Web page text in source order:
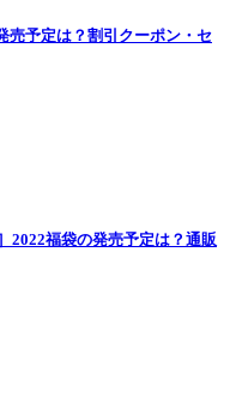
売予定は？割引クーポン・セ
2022福袋の発売予定は？通販